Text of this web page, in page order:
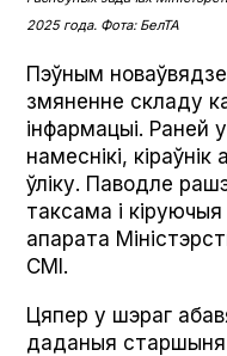
2025 года. Фота: БелТА
Пэўным
змяненне складу
інфармацыі. Раней
намеснікі,
ўліку. Паводле
таксама і кіруючыя
апарата
СМІ.
Цяпер у шэраг
даданыя